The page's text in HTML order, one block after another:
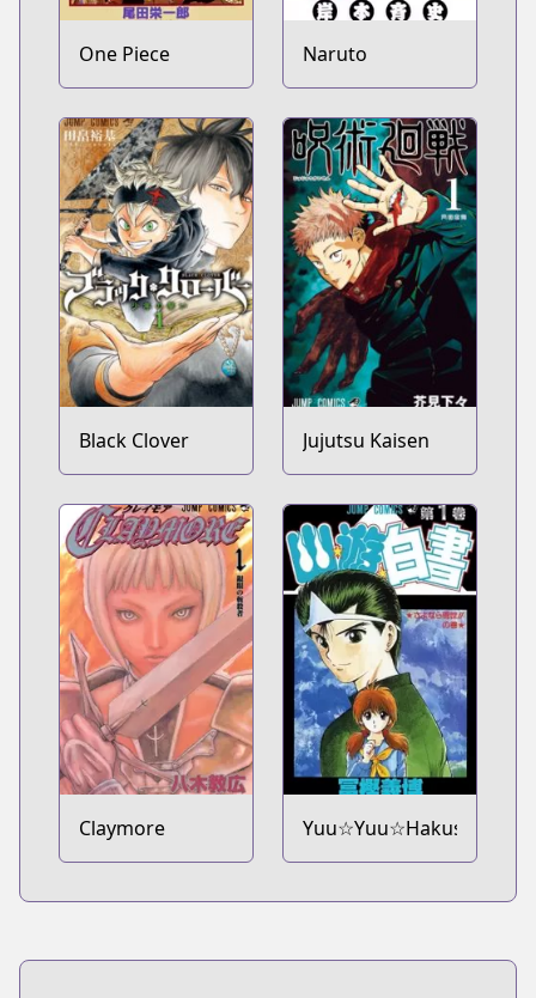
One Piece Naruto
Black Clover Jujutsu Kaisen
Claymore Yuu☆Yuu☆Hakusho